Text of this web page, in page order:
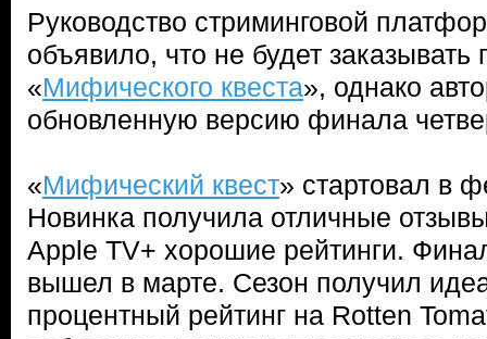
Руководство стриминговой
объявило, что не будет заказывать
«Мифического квеста», однако
обновленную версию финала
«Мифический квест» стартовал в
Новинка получила отличные
Apple TV+ хорошие рейтинги.
вышел в марте. Сезон получил
процентный рейтинг на Rotten